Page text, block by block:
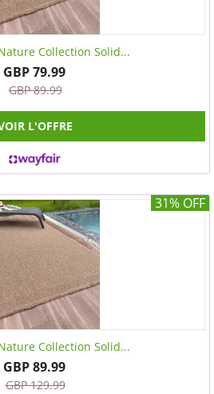
Collection Solid...
GBP 79.99
GBP 89.99
L'OFFRE
31% OFF
Collection Solid...
GBP 89.99
GBP 129.99